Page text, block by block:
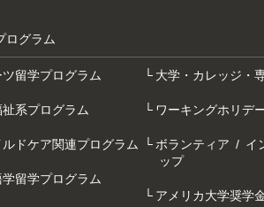
ログラム
留学プログラム
系プログラム
ドケア関連プログラム
留学プログラム
大学・カレッジ・
ワーキングホリデ
ボランティア / イ
ップ
アメリカ大学奨学